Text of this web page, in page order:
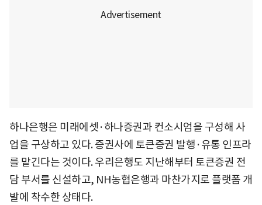
하나은행은 미래에셋·하나증권과 컨소시엄을 구성해 사
업을 구상하고 있다. 증권사에 토큰증권 발행·유통 인프라
를 맡긴다는 것이다. 우리은행도 지난해부터 토큰증권 전
담 부서를 신설하고, NH농협은행과 마찬가지로 플랫폼 개
발에 착수한 상태다.